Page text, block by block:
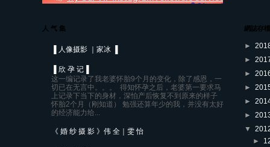
人 气 集
▐ 人像摄影 ｜家冰 ▐
▐ 欣 孕 记▐
这一编记录了我老婆怀胎9个月的变化，除了感恩，一
切已在无言中。。。 得知怀孕之后，老婆第一要求马
上记录下当下的身材，深怕产后恢复不到原来的样子
怀胎2个月（刚知道） 勉强还算年少的我，并没有太好
的经济能力给...
《 婚 纱 摄 影 》伟 全｜雯 怡
網誌存檔
►
►
►
►
►
►
▼
►